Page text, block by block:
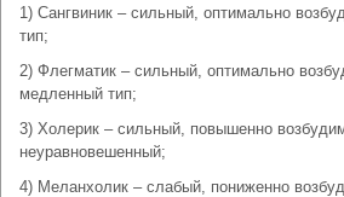
1) Сангвиник – сильный, оптимально
тип;
2) Флегматик – сильный, оптимально
медленный тип;
3) Холерик – сильный, повышенно
неуравновешенный;
4) Меланхолик – слабый, пониженно